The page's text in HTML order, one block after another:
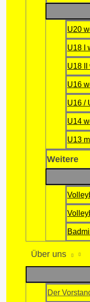
U20
U18 I
U18 II
U16
U16 /
U14
U13
Weitere
Über uns
Der